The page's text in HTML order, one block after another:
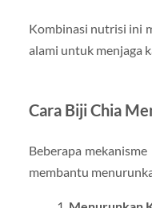
Kombinasi nutrisi ini
alami untuk menjaga
Cara Biji Chia
Beberapa
membantu